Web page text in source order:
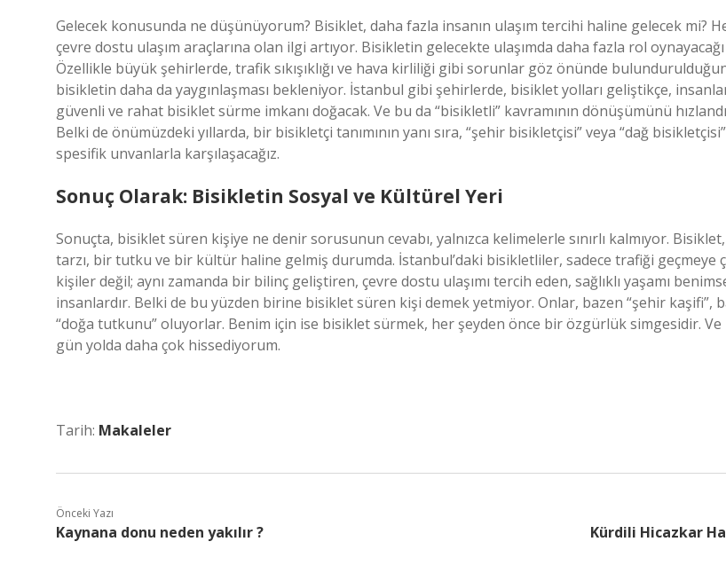
Gelecek konusunda ne düşünüyorum? Bisiklet, daha fazla insanın ulaşım tercihi haline gelecek mi?
çevre dostu ulaşım araçlarına olan ilgi artıyor. Bisikletin gelecekte ulaşımda daha fazla rol
Özellikle büyük şehirlerde, trafik sıkışıklığı ve hava kirliliği gibi sorunlar göz önünde
bisikletin daha da yaygınlaşması bekleniyor. İstanbul gibi şehirlerde, bisiklet yolları geliştikçe,
güvenli ve rahat bisiklet sürme imkanı doğacak. Ve bu da “bisikletli” kavramının dönüşümünü
Belki de önümüzdeki yıllarda, bir bisikletçi tanımının yanı sıra, “şehir bisikletçisi” veya “dağ
spesifik unvanlarla karşılaşacağız.
Sonuç Olarak: Bisikletin Sosyal ve Kültürel Yeri
Sonuçta, bisiklet süren kişiye ne denir sorusunun cevabı, yalnızca kelimelerle sınırlı kalmıyor.
tarzı, bir tutku ve bir kültür haline gelmiş durumda. İstanbul’daki bisikletliler, sadece trafiği geçmeye
kişiler değil; aynı zamanda bir bilinç geliştiren, çevre dostu ulaşımı tercih eden, sağlıklı yaşamı
insanlardır. Belki de bu yüzden birine bisiklet süren kişi demek yetmiyor. Onlar, bazen “şehir kaşifi”,
“doğa tutkunu” oluyorlar. Benim için ise bisiklet sürmek, her şeyden önce bir özgürlük simgesidir.
gün yolda daha çok hissediyorum.
Tarih: Makaleler
Önceki Yazı
Kaynana donu neden yakılır ? Kürdili Hicazkar